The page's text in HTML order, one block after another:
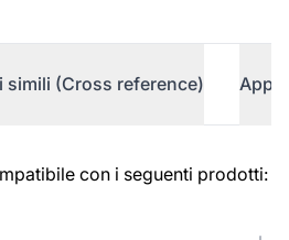
simili (Cross reference)
con i seguenti prodotti: